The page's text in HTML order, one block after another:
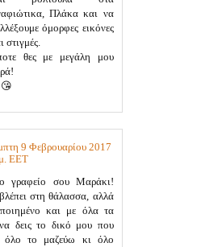
Πλάκα και να
όμορφες εικόνες
στιγμές.
θες με μεγάλη μου
9 Φεβρουαρίου 2017
EET
γραφείο σου Μαράκι!
στη θάλασσα, αλλά
και με όλα τα
δεις το δικό μου που
όλο το μαζεύω κι όλο